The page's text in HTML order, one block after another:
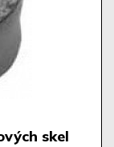
skel